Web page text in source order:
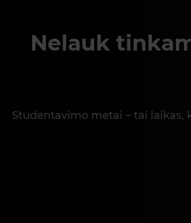
Nelauk
Studentavimo metai – tai